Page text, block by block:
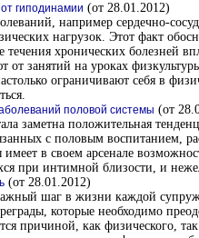
гиподинамии (от 28.01.2012)
например сердечно-
нагрузок. Этот факт
течения хронических болезней
от занятий на уроках
ограничивают себя в
половой системы (от
заметна положительная
с половым воспитанием,
в своем арсенале
при интимной близости, и
(от 28.01.2012)
шаг в жизни каждой
которые необходимо
причиной, как физического,